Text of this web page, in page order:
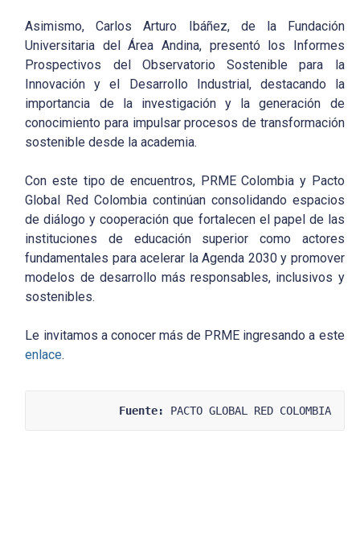
Asimismo, Carlos Arturo Ibáñez, de la Fundación
Universitaria del Área Andina, presentó los Informes
Prospectivos del Observatorio Sostenible para la
Innovación y el Desarrollo Industrial, destacando la
importancia de la investigación y la generación de
conocimiento para impulsar procesos de transformación
sostenible desde la academia.
Con este tipo de encuentros, PRME Colombia y Pacto
Global Red Colombia continúan consolidando espacios
de diálogo y cooperación que fortalecen el papel de las
instituciones de educación superior como actores
fundamentales para acelerar la Agenda 2030 y promover
modelos de desarrollo más responsables, inclusivos y
sostenibles.
Le invitamos a conocer más de PRME ingresando a este
enlace.
Fuente: PACTO GLOBAL RED COLOMBIA